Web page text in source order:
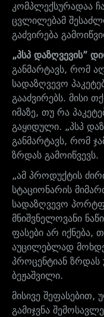
კომპლექსურადაა
ცვლილებამ
გაძვირება
„პსპ დაზღვევის”
განმარტავს, რომ
სადაზღვევო
გააძვირებს. მისი
იმაზე, თუ რა
გაყიდული. „პსპ
განმარტავს, რომ
ზრდას გამოიწვევს.
„ამ პროდუქტის
სტაციონარის
სადაზღვევო
მნიშვნელოვანი
ფასები არ იქნება,
აუცილებლად
პროცენტიან
ბეჟაშვილი.
მისივე
გამიჯვნა